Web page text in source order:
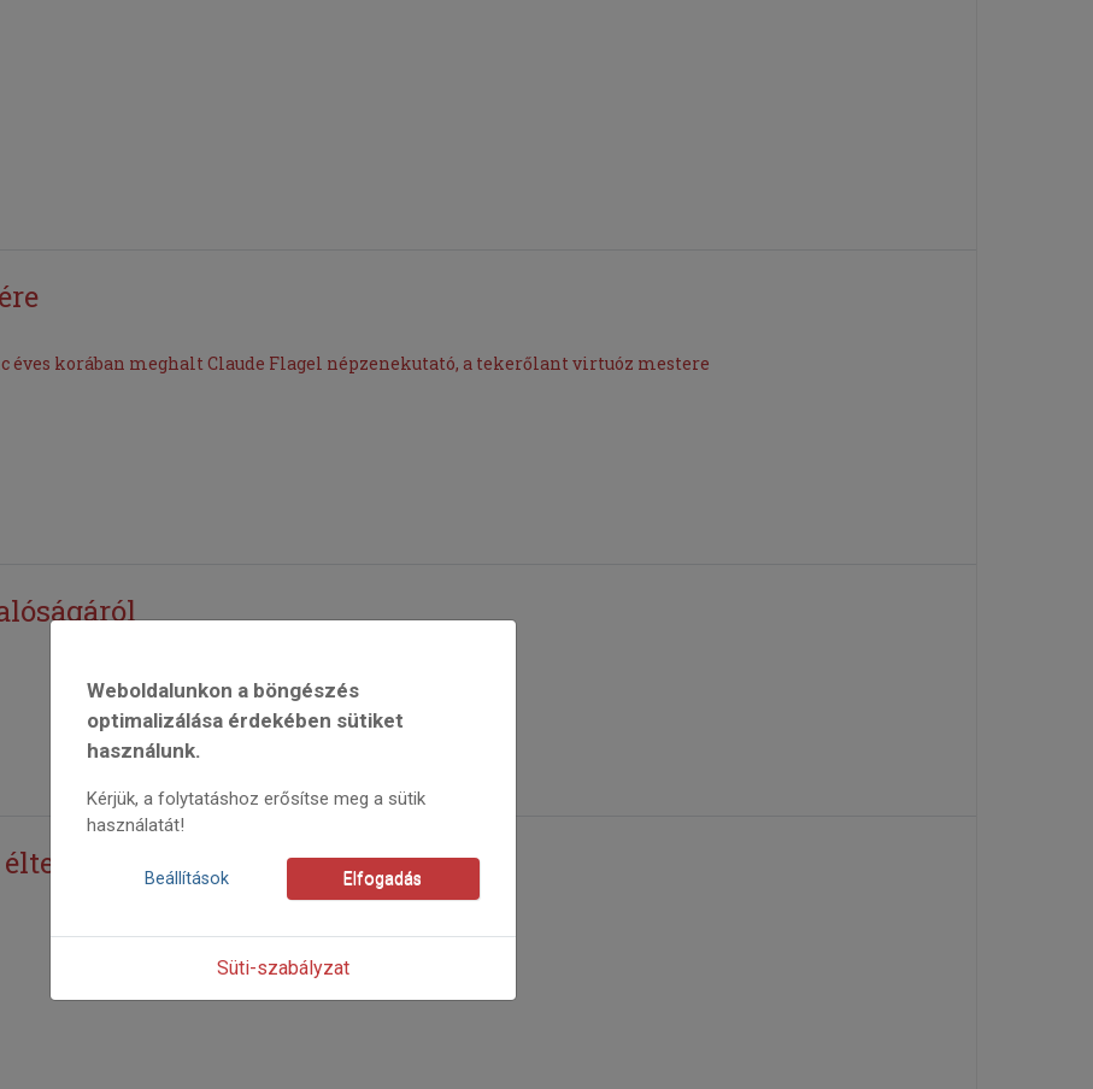
éves korában meghalt Claude Flagel népzenekutató, a tekerőlant virtuóz mestere
Weboldalunkon a böngészés
optimalizálása érdekében sütiket
használunk.
Kérjük, a folytatáshoz erősítse meg a sütik
használatát!
Beállítások Elfogadás
Süti-szabályzat